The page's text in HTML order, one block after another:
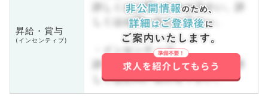
昇給・賞与
(インセンティブ)
詳しくはお問い合わせ下さい。詳
しくはお問い合わせ下さい。
・インセンティブ
詳しくはお問い合わせ下さい。詳
しくはお問い合わせ下さい。